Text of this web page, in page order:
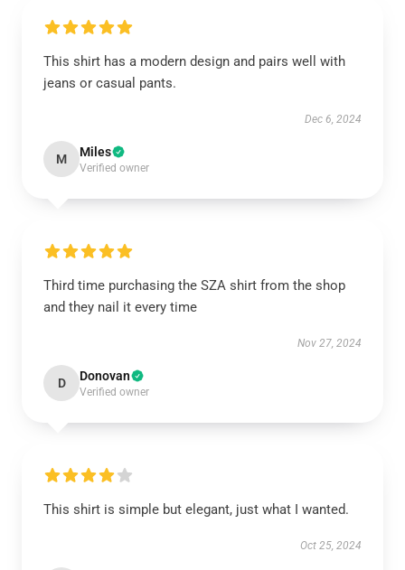
This shirt has a modern design and pairs well with
jeans or casual pants.
Dec 6, 2024
M Miles
Verified owner
Third time purchasing the SZA shirt from the shop
and they nail it every time
Nov 27, 2024
D Donovan
Verified owner
This shirt is simple but elegant, just what I wanted.
Oct 25, 2024